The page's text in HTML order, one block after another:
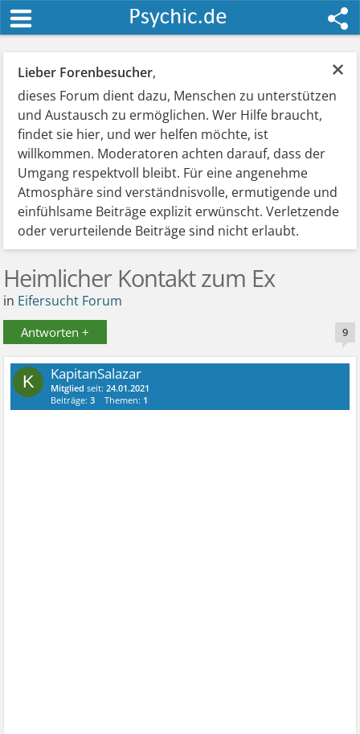
×
Lieber Forenbesucher,
dieses Forum dient dazu, Menschen zu unterstützen
und Austausch zu ermöglichen. Wer Hilfe braucht,
findet sie hier, und wer helfen möchte, ist
willkommen. Moderatoren achten darauf, dass der
Umgang respektvoll bleibt. Für eine angenehme
Atmosphäre sind verständnisvolle, ermutigende und
einfühlsame Beiträge explizit erwünscht. Verletzende
oder verurteilende Beiträge sind nicht erlaubt.
Heimlicher Kontakt zum Ex
in Eifersucht Forum
Antworten + 9
K KapitanSalazar
Mitglied seit:24.01.2021
Beiträge:3 Themen: 1